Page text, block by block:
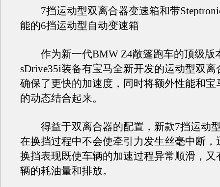
7挡运动型双离合器变速箱和带
能的6挡运动型自动变速箱
作为新一代BMW Z4敞篷跑车的顶级版
sDrive35i装备有宝马全新开发的运动型双离
确保了更快的加速度，同时将额外性能和宝
的动态结合起来。
得益于双离合器的配置，新款7挡运动
在换挡过程中不会使牵引力发生丝毫中断，
换挡表现既使车辆的加速过程异常顺滑，又
辆的耗油量和排放。